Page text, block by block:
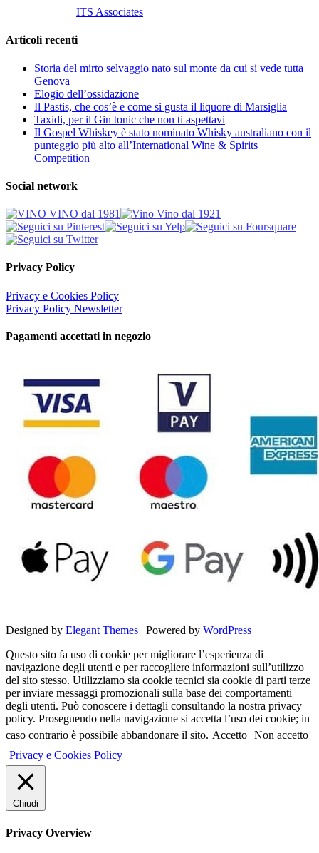
ITS Associates
Articoli recenti
Storia del mirto selvaggio nato sul monte da cui si vede tutta
Genova
Elogio dell’ossidazione
Il Pastis, che cos’è e come si gusta il liquore di Marsiglia
Taxidi, per il Gin tonic che non ti aspettavi
Il Gospel Whiskey è stato nominato Whisky australiano con il
punteggio più alto all’International Wine & Spirits
Competition
Social network
Privacy Policy
Privacy e Cookies Policy
Privacy Policy Newsletter
Pagamenti accettati in negozio
Designed by Elegant Themes | Powered by WordPress
Questo sito fa uso di cookie per migliorare l’esperienza di
navigazione degli utenti e per raccogliere informazioni sull’utilizzo
del sito stesso. Utilizziamo sia cookie tecnici sia cookie di parti terze
per inviare messaggi promozionali sulla base dei comportamenti
degli utenti. Può conoscere i dettagli consultando la nostra privacy
policy. Proseguendo nella navigazione si accetta l’uso dei cookie; in
caso contrario è possibile abbandonare il sito. Accetto Non accetto
Privacy e Cookies Policy
Chiudi
Privacy Overview